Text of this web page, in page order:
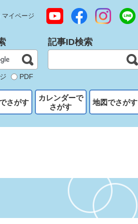
マイページ
PDF
記事ID検索
さがす
カレンダーで
さがす
地図でさがす